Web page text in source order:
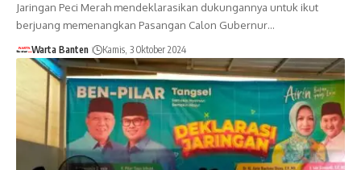
Jaringan Peci Merah mendeklarasikan dukungannya untuk ikut
berjuang memenangkan Pasangan Calon Gubernur…
Warta Banten Kamis, 3 Oktober 2024